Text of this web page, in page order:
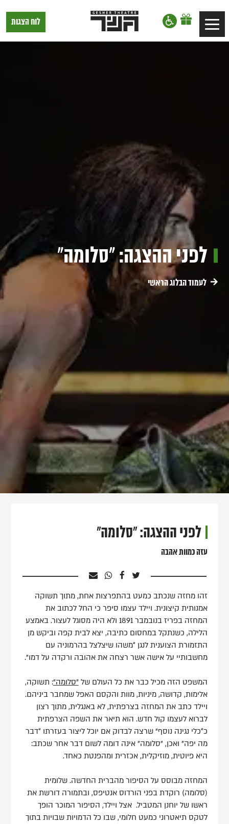
דלג לסרגל הניווט
דלג לתוכן
Toggle
navigation
תיאטרון
גשר,
לוח הצגות
לפני ההצגה: "סלומה"
לעמוד הבלוג הראשי
לפני ההצגה: "סלומה"
עזה כמוות אהבה
זהו מחזה שנכתב כמעט בהתפרצות אחת, מתוך תשוקה
אמנותית קיצונית. ויילד עצמו סיפר כי החל לכתוב את
המחזה בפריז בנובמבר 1891 ולא היה מסוגל לעצור. באמצע
הלילה, כשנתקל במחסום כתיבה, יצא לבית קפה וביקש מן
התזמורת הצוענית לנגן “משהו שיצלצל בהרמוניה עם
מחשבותיי על אישה אשר רצחה את אהובה ורקדה על דמו".
המשפט הזה מכיל כבר את כל העולם של"סלומה": תשוקה,
אלימות, קדושה, מיניות, מוות והקסם האפל שמחבר ביניהם.
ויילד כתב את המחזה בצרפתית, לא באנגלית, מתוך רצון
לברוא לעצמו קול חדש. הוא תיאר את השפה הצרפתית
כ“כלי נגינה נוסף” שרצה לבדוק אם יוכל ליצור בעזרתו “דבר
מה יפה" ואכן, "סלומה" אינה דומה לשום דבר אחר שכתב:
היא פיוטית, מוזיקלית, אכזרית ומהפנטת כאחד.
המחזה מבוסס על הסיפור מהברית החדשה. שלומית
(סלומה) רוקדת בפני הורדוס אנטיפס, ובתמורה דורשת את
ראשו של יוחנן המטביל. אצל ויילד, הסיפור המוכר הופך
לטקס תיאטרוני כמעט חלומי, שבו כל הדמויות שבויות בתוך